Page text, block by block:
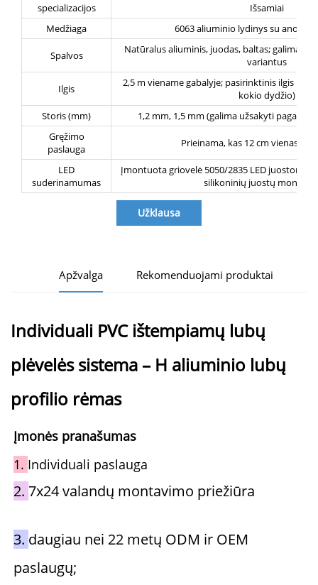
specializacijos
Išsamiai
Medžiaga
6063 aliuminio lydinys su
Spalvos
Natūralus aliuminis, juodas, baltas; galima
variantus
Ilgis
2,5 m viename gabalyje; pasirinktinis ilgis iki
kokio dydžio)
Storis (mm)
1,2 mm, 1,5 mm (galima užsakyti pagal
Gręžimo
paslauga
Prieinama, kas 12 cm vienas
LED
suderinamumas
Įmontuota griovelė 5050/2835 LED juostoms,
silikoninių juostų
Užklausa
Apžvalga Rekomenduojami produktai
Individuali PVC ištempiamų lubų
plėvelės sistema – H aliuminio lubų
profilio rėmas
Įmonės pranašumas
1. Individuali paslauga
2. 7x24 valandų montavimo priežiūra
3. daugiau nei 22 metų ODM ir OEM
paslaugų;